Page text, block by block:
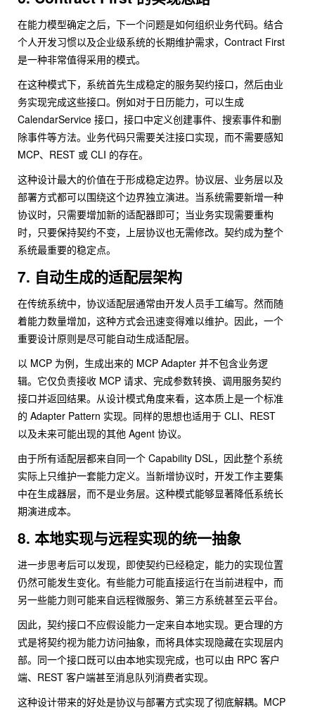
在能力模型确定之后，下一个问题是如何组织业务代码。结合
个人开发习惯以及企业级系统的长期维护需求，Contract First
是一种非常值得采用的模式。
在这种模式下，系统首先生成稳定的服务契约接口，然后由业
务实现完成这些接口。例如对于日历能力，可以生成
CalendarService 接口，接口中定义创建事件、搜索事件和删
除事件等方法。业务代码只需要关注接口实现，而不需要感知
MCP、REST 或 CLI 的存在。
这种设计最大的价值在于形成稳定边界。协议层、业务层以及
部署方式都可以围绕这个边界独立演进。当系统需要新增一种
协议时，只需要增加新的适配器即可；当业务实现需要重构
时，只要保持契约不变，上层协议也无需修改。契约成为整个
系统最重要的稳定点。
7. 自动生成的适配层架构
在传统系统中，协议适配层通常由开发人员手工编写。然而随
着能力数量增加，这种方式会迅速变得难以维护。因此，一个
重要设计原则是尽可能自动生成适配层。
以 MCP 为例，生成出来的 MCP Adapter 并不包含业务逻
辑。它仅负责接收 MCP 请求、完成参数转换、调用服务契约
接口并返回结果。从设计模式角度来看，这本质上是一个标准
的 Adapter Pattern 实现。同样的思想也适用于 CLI、REST
以及未来可能出现的其他 Agent 协议。
由于所有适配层都来自同一个 Capability DSL，因此整个系统
实际上只维护一套能力定义。当新增协议时，开发工作主要集
中在生成器层，而不是业务层。这种模式能够显著降低系统长
期演进成本。
8. 本地实现与远程实现的统一抽象
进一步思考后可以发现，即使契约已经稳定，能力的实现位置
仍然可能发生变化。有些能力可能直接运行在当前进程中，而
另一些能力则可能来自远程微服务、第三方系统甚至云平台。
因此，契约接口不应假设能力一定来自本地实现。更合理的方
式是将契约视为能力访问抽象，而将具体实现隐藏在实现层内
部。同一个接口既可以由本地实现完成，也可以由 RPC 客户
端、REST 客户端甚至消息队列消费者实现。
这种设计带来的好处是协议与部署方式实现了彻底解耦。MCP